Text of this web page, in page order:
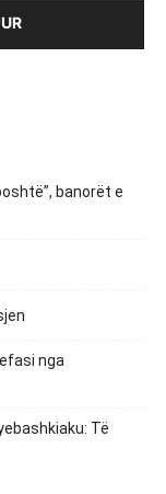
banorët e
nga
Të